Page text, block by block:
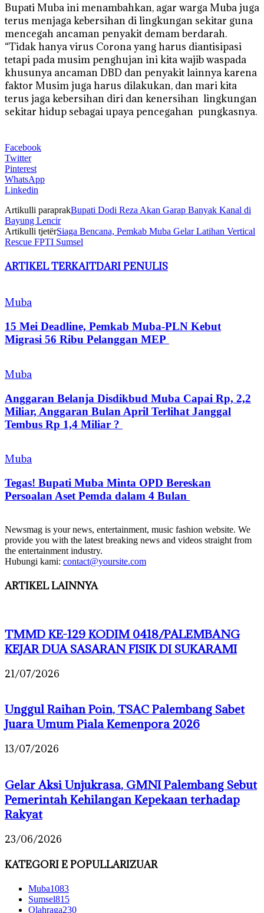
Bupati Muba ini menambahkan, agar warga Muba juga
terus menjaga kebersihan di lingkungan sekitar guna
mencegah ancaman penyakit demam berdarah.
“Tidak hanya virus Corona yang harus diantisipasi
tetapi pada musim penghujan ini kita wajib waspada
khusunya ancaman DBD dan penyakit lainnya karena
faktor Musim juga harus dilakukan, dan mari kita
terus jaga kebersihan diri dan kenersihan lingkungan
sekitar hidup sebagai upaya pencegahan pungkasnya.
Facebook
Twitter
Pinterest
WhatsApp
Linkedin
Artikulli paraprakBupati Dodi Reza Akan Garap Banyak Kanal di
Bayung Lencir
Artikulli tjetërSiaga Bencana, Pemkab Muba Gelar Latihan Vertical
Rescue FPTI Sumsel
ARTIKEL TERKAITDARI PENULIS
Muba
15 Mei Deadline, Pemkab Muba-PLN Kebut
Migrasi 56 Ribu Pelanggan MEP
Muba
Anggaran Belanja Disdikbud Muba Capai Rp, 2,2
Miliar, Anggaran Bulan April Terlihat Janggal
Tembus Rp 1,4 Miliar ?
Muba
Tegas! Bupati Muba Minta OPD Bereskan
Persoalan Aset Pemda dalam 4 Bulan
Newsmag is your news, entertainment, music fashion website. We
provide you with the latest breaking news and videos straight from
the entertainment industry.
Hubungi kami: contact@yoursite.com
ARTIKEL LAINNYA
TMMD KE-129 KODIM 0418/PALEMBANG
KEJAR DUA SASARAN FISIK DI SUKARAMI
21/07/2026
Unggul Raihan Poin, TSAC Palembang Sabet
Juara Umum Piala Kemenpora 2026
13/07/2026
Gelar Aksi Unjukrasa, GMNI Palembang Sebut
Pemerintah Kehilangan Kepekaan terhadap
Rakyat
23/06/2026
KATEGORI E POPULLARIZUAR
Muba1083
Sumsel815
Olahraga230